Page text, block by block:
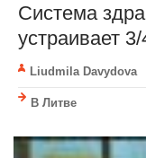
Система
устраивает
Liudmila Davydova
В Литве